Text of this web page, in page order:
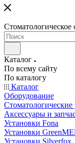
Каталог
По всему сайту
По каталогу
Каталог
Оборудование
Стоматологические
Аксессуары и
Установки Fona
Установки
Установки Silverfox